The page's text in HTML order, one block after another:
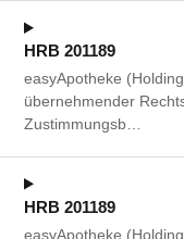
HRB 201189
easyApotheke
übernehmender
Zustimmungsb…
HRB 201189
easyApotheke